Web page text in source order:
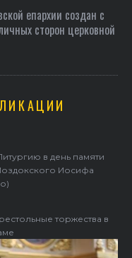
епархии создан c
сторон церковной
в день памяти
Иосифа
торжества в